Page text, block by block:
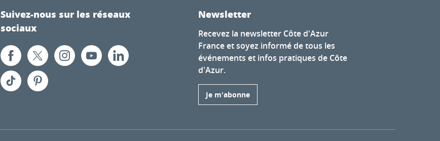
Suivez-nous sur les réseaux
sociaux
Newsletter
Recevez la newsletter Côte d'Azur
France et soyez informé de tous les
événements et infos pratiques de Côte
d'Azur.
Je m'abonne